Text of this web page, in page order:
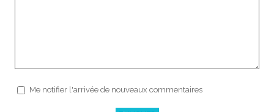
Me notifier l'arrivée de nouveaux commentaires